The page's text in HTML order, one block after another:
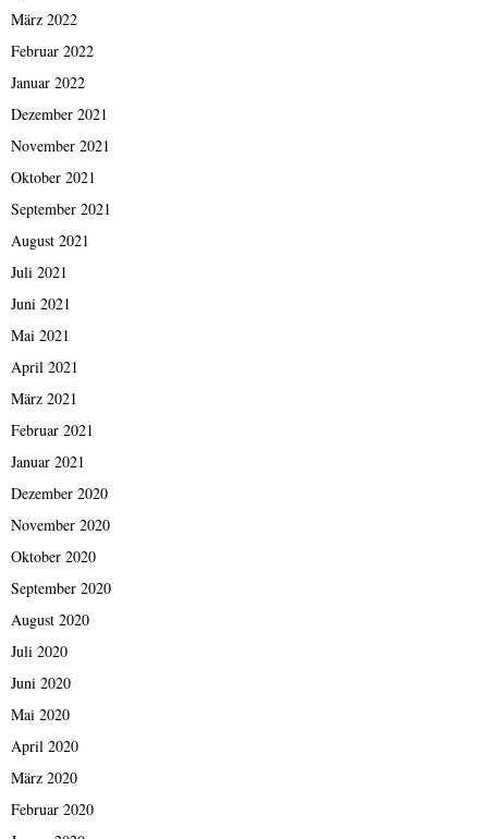
März 2022
Februar 2022
Januar 2022
Dezember 2021
November 2021
Oktober 2021
September 2021
August 2021
Juli 2021
Juni 2021
Mai 2021
April 2021
März 2021
Februar 2021
Januar 2021
Dezember 2020
November 2020
Oktober 2020
September 2020
August 2020
Juli 2020
Juni 2020
Mai 2020
April 2020
März 2020
Februar 2020